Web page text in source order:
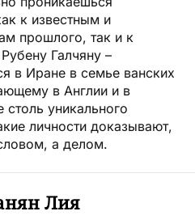
к известным и
прошлого, так и к
Галчяну –
в Иране в семье ванских
в Англии и в
уникального
личности доказывают,
а делом.
Лия